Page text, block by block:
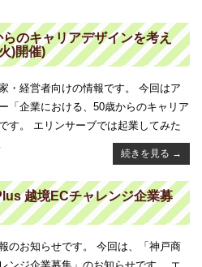
のキャリアデザインを考え
)開催)
・経営者向けの情報です。 今回はア
「企業における、50歳からのキャリア
す。 エリンサーブでは起業してみた
続きを見る →
越境ECチャレンジ企業募
のお知らせです。 今回は、「神戸商